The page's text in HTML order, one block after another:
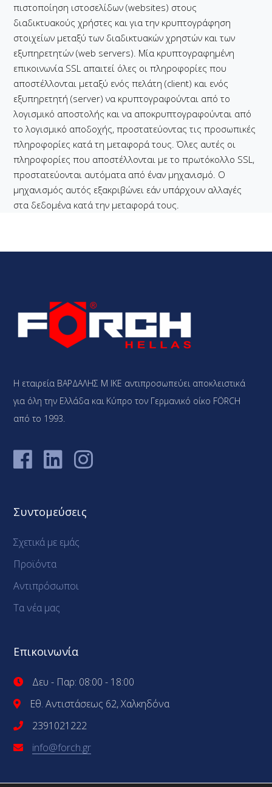
πιστοποίηση ιστοσελίδων (websites) στους
διαδικτυακούς χρήστες και για την κρυπτογράφηση
στοιχείων μεταξύ των διαδικτυακών χρηστών και των
εξυπηρετητών (web servers). Μία κρυπτογραφημένη
επικοινωνία SSL απαιτεί όλες οι πληροφορίες που
αποστέλλονται μεταξύ ενός πελάτη (client) και ενός
εξυπηρετητή (server) να κρυπτογραφούνται από το
λογισμικό αποστολής και να αποκρυπτογραφούνται από
το λογισμικό αποδοχής, προστατεύοντας τις προσωπικές
πληροφορίες κατά τη μεταφορά τους. Όλες αυτές οι
πληροφορίες που αποστέλλονται με το πρωτόκολλο SSL,
προστατεύονται αυτόματα από έναν μηχανισμό. Ο
μηχανισμός αυτός εξακριβώνει εάν υπάρχουν αλλαγές
στα δεδομένα κατά την μεταφορά τους.
Η εταιρεία ΒΑΡΔΑΛΗΣ Μ ΙΚΕ αντιπροσωπεύει αποκλειστικά
για όλη την Ελλάδα και Κύπρο τον Γερμανικό οίκο FÖRCH
από το 1993.
Συντομεύσεις
Σχετικά με εμάς
Προϊόντα
Αντιπρόσωποι
Τα νέα μας
Επικοινωνία
Δευ - Παρ: 08:00 - 18:00
Εθ. Αντιστάσεως 62, Χαλκηδόνα
2391021222
info@forch.gr